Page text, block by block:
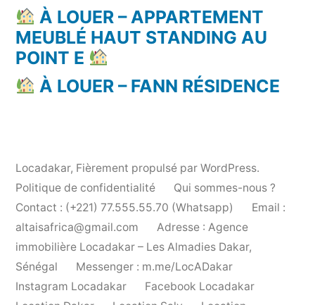
À LOUER – APPARTEMENT
MEUBLÉ HAUT STANDING AU
POINT E
À LOUER – FANN RÉSIDENCE
Locadakar, Fièrement propulsé par WordPress.
Politique de confidentialité
Qui sommes-nous ?
Contact : (+221) 77.555.55.70 (Whatsapp)
Email :
altaisafrica@gmail.com
Adresse : Agence
immobilière Locadakar – Les Almadies Dakar,
Sénégal
Messenger : m.me/LocADakar
Instagram Locadakar
Facebook Locadakar